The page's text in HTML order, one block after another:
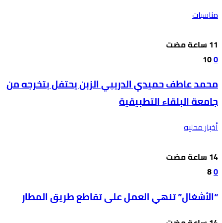
مناسبات
0
10
محمد عاطف حميدي الدريبي الزبن يحتفل بتخرجه من
جامعة البلقاء التطبيقية
أخبار محليه
0
8
“الأشغال” تنهي العمل على تقاطع طريق المطار